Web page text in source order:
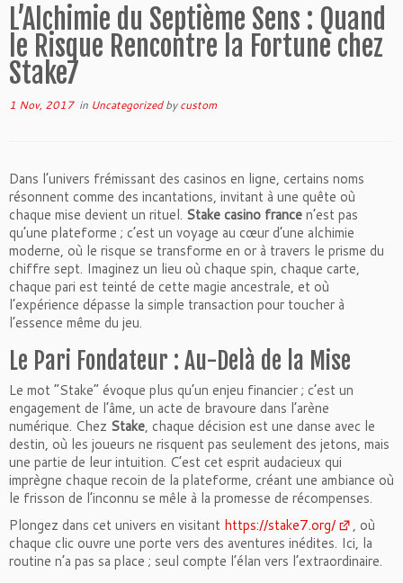
L’Alchimie du Septième Sens : Quand
le Risque Rencontre la Fortune chez
Stake7
1 Nov, 2017in Uncategorizedbycustom
Dans l’univers frémissant des casinos en ligne, certains noms
résonnent comme des incantations, invitant à une quête où
chaque mise devient un rituel. Stake casino francen’est pas
qu’une plateforme ; c’est un voyage au cœur d’une alchimie
moderne, où le risque se transforme en or à travers le prisme du
chiffre sept. Imaginez un lieu où chaque spin, chaque carte,
chaque pari est teinté de cette magie ancestrale, et où
l’expérience dépasse la simple transaction pour toucher à
l’essence même du jeu.
Le Pari Fondateur : Au-Delà de la Mise
Le mot “Stake” évoque plus qu’un enjeu financier ; c’est un
engagement de l’âme, un acte de bravoure dans l’arène
numérique. Chez Stake, chaque décision est une danse avec le
destin, où les joueurs ne risquent pas seulement des jetons, mais
une partie de leur intuition. C’est cet esprit audacieux qui
imprègne chaque recoin de la plateforme, créant une ambiance où
le frisson de l’inconnu se mêle à la promesse de récompenses.
Plongez dans cet univers en visitant https://stake7.org/
, où
chaque clic ouvre une porte vers des aventures inédites. Ici, la
routine n’a pas sa place ; seul compte l’élan vers l’extraordinaire.